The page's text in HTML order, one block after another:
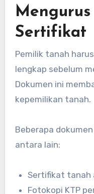
Mengurus
Sertifikat
Pemilik tanah
lengkap sebelum
Dokumen ini
kepemilikan tanah.
Beberapa
antara lain:
Sertifikat tanah
Fotokopi KTP